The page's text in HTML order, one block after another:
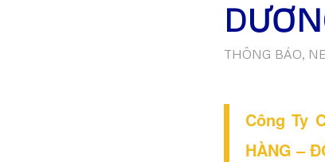
THÔNG BÁO,
Công Ty
HÀNG –